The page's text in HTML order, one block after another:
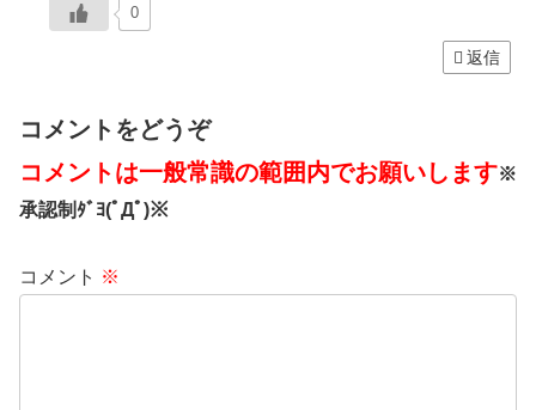
0
返信
コメントをどうぞ
コメントは一般常識の範囲内でお願いします※
承認制ﾀﾞﾖ(ﾟДﾟ)※
コメント ※